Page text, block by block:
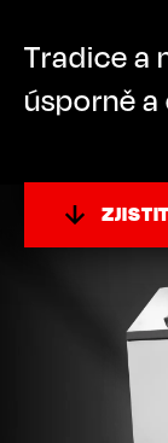
Tradice a
úsporně